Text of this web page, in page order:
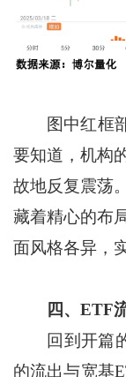
图中红框部
要知道，机构
故地反复震荡
藏着精心的布
面风格各异，
四、ETF
回到开篇的
的流出与宽基